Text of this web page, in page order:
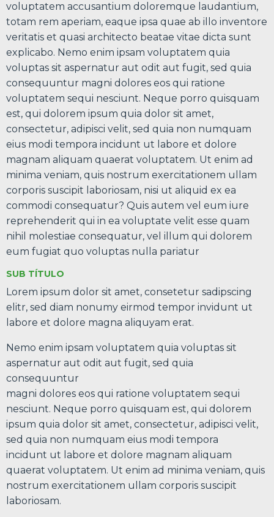
voluptatem accusantium doloremque laudantium,
totam rem aperiam, eaque ipsa quae ab illo inventore
veritatis et quasi architecto beatae vitae dicta sunt
explicabo. Nemo enim ipsam voluptatem quia
voluptas sit aspernatur aut odit aut fugit, sed quia
consequuntur magni dolores eos qui ratione
voluptatem sequi nesciunt. Neque porro quisquam
est, qui dolorem ipsum quia dolor sit amet,
consectetur, adipisci velit, sed quia non numquam
eius modi tempora incidunt ut labore et dolore
magnam aliquam quaerat voluptatem. Ut enim ad
minima veniam, quis nostrum exercitationem ullam
corporis suscipit laboriosam, nisi ut aliquid ex ea
commodi consequatur? Quis autem vel eum iure
reprehenderit qui in ea voluptate velit esse quam
nihil molestiae consequatur, vel illum qui dolorem
eum fugiat quo voluptas nulla pariatur
SUB TÍTULO
Lorem ipsum dolor sit amet, consetetur sadipscing
elitr, sed diam nonumy eirmod tempor invidunt ut
labore et dolore magna aliquyam erat.
Nemo enim ipsam voluptatem quia voluptas sit
aspernatur aut odit aut fugit, sed quia
consequuntur
magni dolores eos qui ratione voluptatem sequi
nesciunt. Neque porro quisquam est, qui dolorem
ipsum quia dolor sit amet, consectetur, adipisci velit,
sed quia non numquam eius modi tempora
incidunt ut labore et dolore magnam aliquam
quaerat voluptatem. Ut enim ad minima veniam, quis
nostrum exercitationem ullam corporis suscipit
laboriosam.